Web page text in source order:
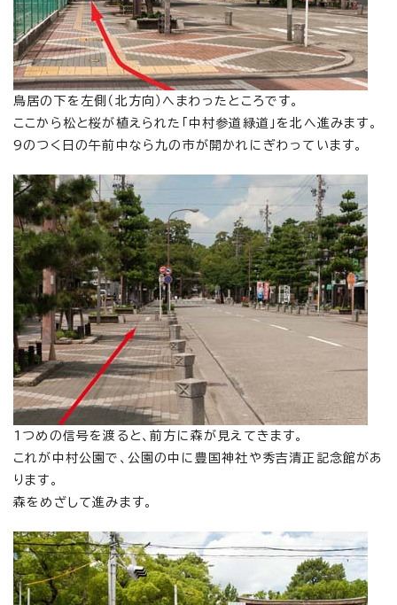
鳥居の下を左側（北方向）へまわったところです。
ここから松と桜が植えられた「中村参道緑道」を北へ進みます。
9のつく日の午前中なら九の市が開かれにぎわっています。
1つめの信号を渡ると、前方に森が見えてきます。
これが中村公園で、公園の中に豊国神社や秀吉清正記念館があ
ります。
森をめざして進みます。